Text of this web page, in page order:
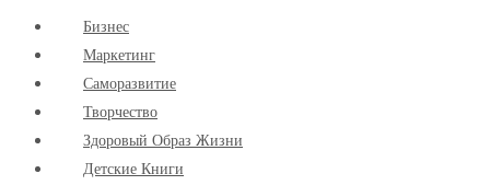
Бизнес
Маркетинг
Cаморазвитие
Творчество
Здоровый Образ Жизни
Детские Книги